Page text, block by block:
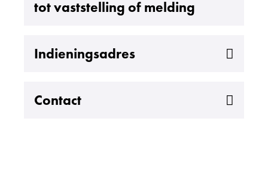
tot vaststelling of melding
Indieningsadres
Uitklappen
Contact
Uitklappen